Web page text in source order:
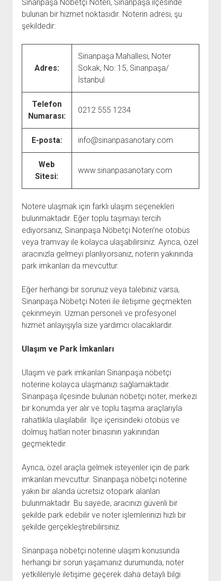
Sinanpaşa Nöbetçi Noteri, Sinanpaşa ilçesinde
bulunan bir hizmet noktasıdır. Noterin adresi, şu
şekildedir:
Adres:
Sinanpaşa Mahallesi, Noter
Sokak, No: 15, Sinanpaşa/
İstanbul
Telefon
Numarası:
0212 555 1234
E-posta: info@sinanpasanotary.com
Web
Sitesi:
www.sinanpasanotary.com
Notere ulaşmak için farklı ulaşım seçenekleri
bulunmaktadır. Eğer toplu taşımayı tercih
ediyorsanız, Sinanpaşa Nöbetçi Noteri’ne otobüs
veya tramvay ile kolayca ulaşabilirsiniz. Ayrıca, özel
aracınızla gelmeyi planlıyorsanız, noterin yakınında
park imkanları da mevcuttur.
Eğer herhangi bir sorunuz veya talebiniz varsa,
Sinanpaşa Nöbetçi Noteri ile iletişime geçmekten
çekinmeyin. Uzman personeli ve profesyonel
hizmet anlayışıyla size yardımcı olacaklardır.
Ulaşım ve Park İmkanları
Ulaşım ve park imkanları Sinanpaşa nöbetçi
noterine kolayca ulaşmanızı sağlamaktadır.
Sinanpaşa ilçesinde bulunan nöbetçi noter, merkezi
bir konumda yer alır ve toplu taşıma araçlarıyla
rahatlıkla ulaşılabilir. İlçe içerisindeki otobüs ve
dolmuş hatları noter binasının yakınından
geçmektedir.
Ayrıca, özel araçla gelmek isteyenler için de park
imkanları mevcuttur. Sinanpaşa nöbetçi noterine
yakın bir alanda ücretsiz otopark alanları
bulunmaktadır. Bu sayede, aracınızı güvenli bir
şekilde park edebilir ve noter işlemlerinizi hızlı bir
şekilde gerçekleştirebilirsiniz.
Sinanpaşa nöbetçi noterine ulaşım konusunda
herhangi bir sorun yaşamanız durumunda, noter
yetkilileriyle iletişime geçerek daha detaylı bilgi